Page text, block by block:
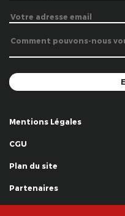
Mentions Légales
CGU
Plan du site
Partenaires